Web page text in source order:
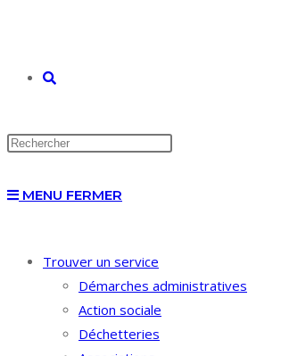
TOGGLE
MENU FERMER
Trouver un service
Démarches administratives
Action sociale
Déchetteries